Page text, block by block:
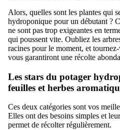
Alors, quelles sont les plantes qui
hydroponique pour un débutant ?
ne sont pas trop exigeantes en
qui poussent vite. Oubliez les
racines pour le moment, et
vous garantiront une récolte
Les stars du potager
feuilles et herbes
Ces deux catégories sont vos
Elles ont des besoins simples et
permet de récolter régulièrement.